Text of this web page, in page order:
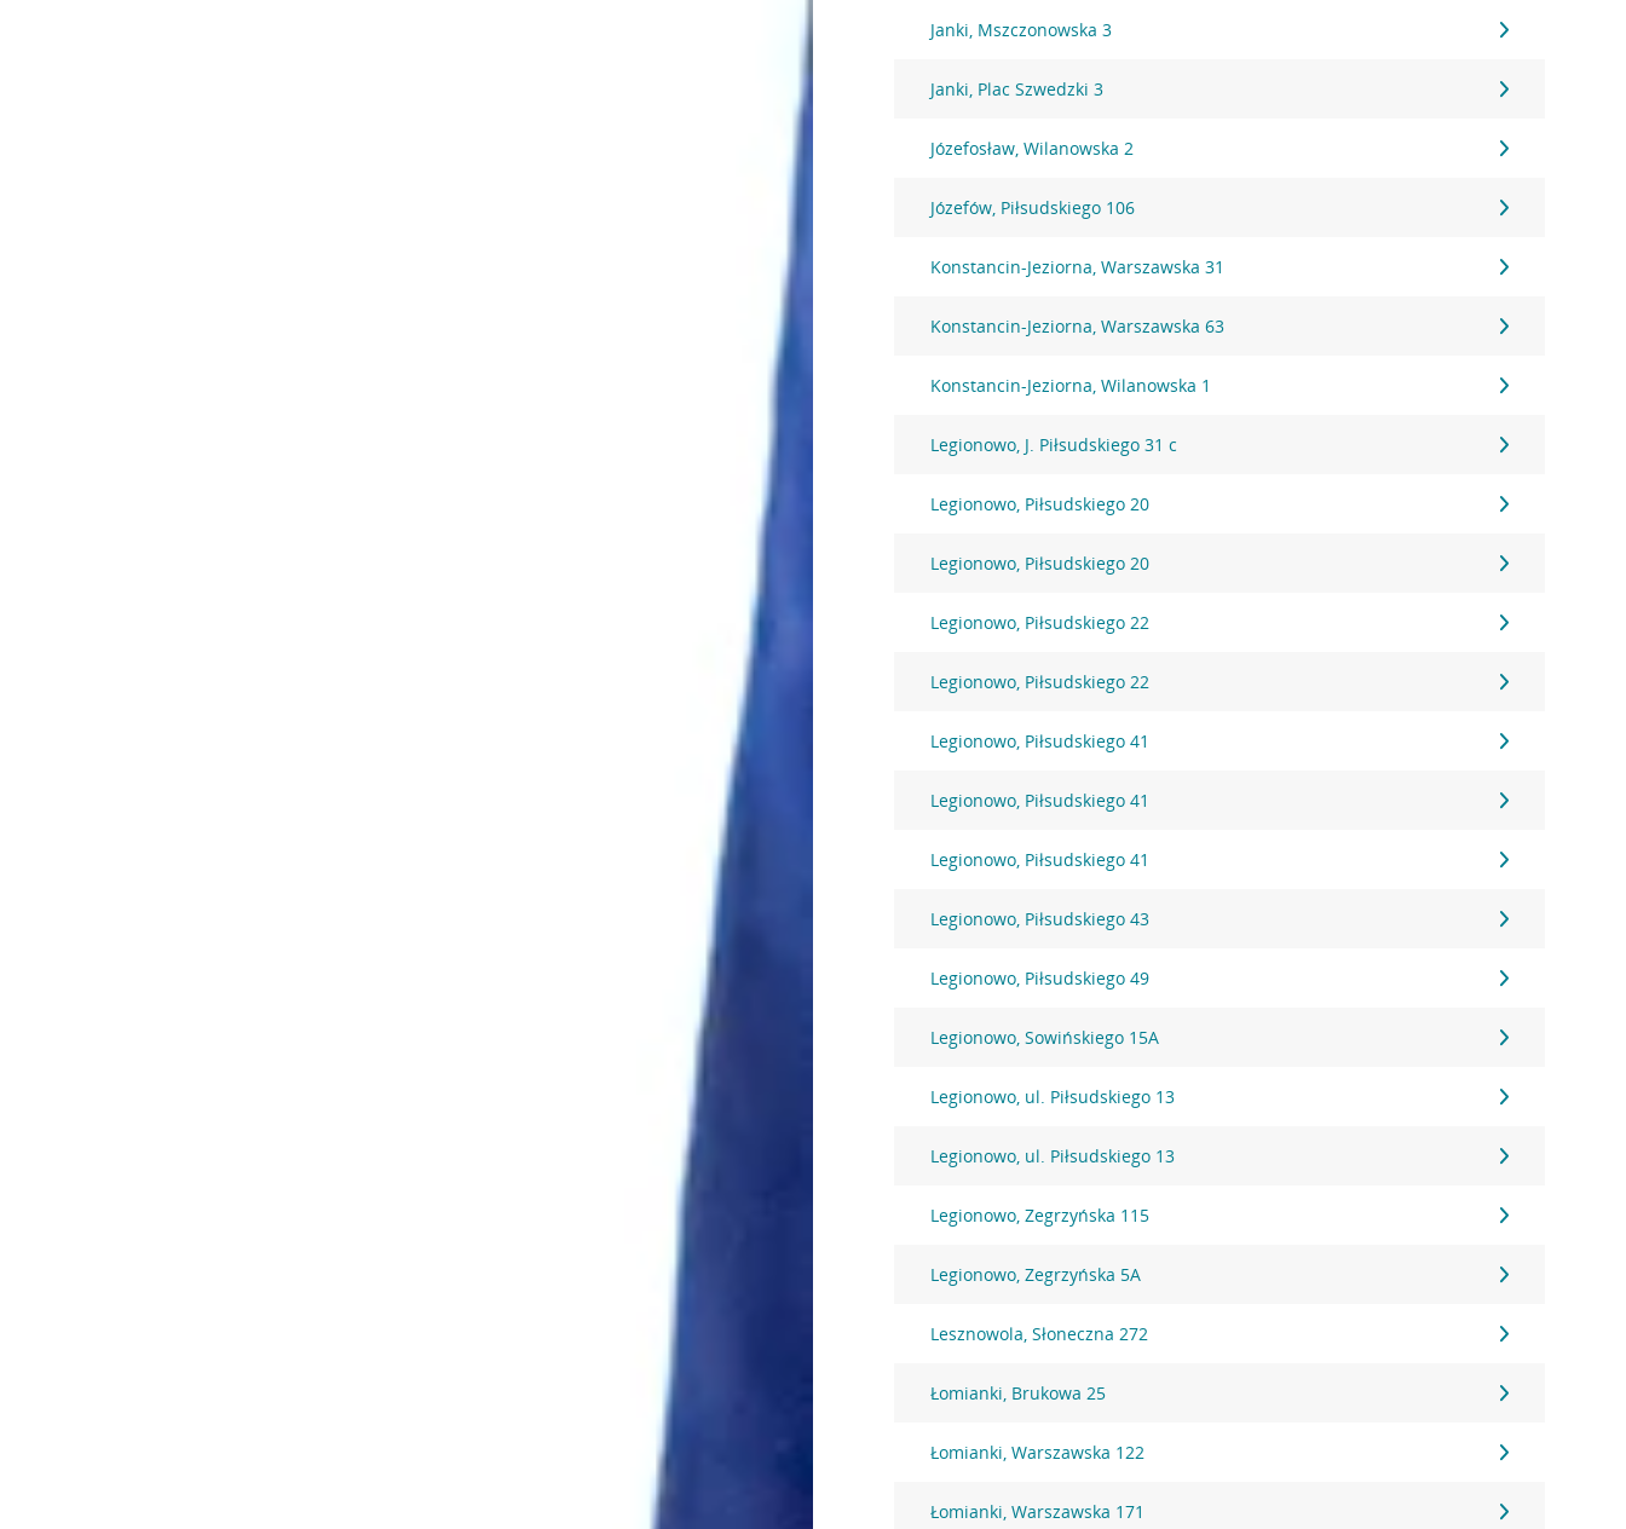
Janki, Mszczonowska 3
Janki, Plac Szwedzki 3
Józefosław, Wilanowska 2
Józefów, Piłsudskiego 106
Konstancin-Jeziorna, Warszawska 31
Konstancin-Jeziorna, Warszawska 63
Konstancin-Jeziorna, Wilanowska 1
Legionowo, J. Piłsudskiego 31 c
Legionowo, Piłsudskiego 20
Legionowo, Piłsudskiego 20
Legionowo, Piłsudskiego 22
Legionowo, Piłsudskiego 22
Legionowo, Piłsudskiego 41
Legionowo, Piłsudskiego 41
Legionowo, Piłsudskiego 41
Legionowo, Piłsudskiego 43
Legionowo, Piłsudskiego 49
Legionowo, Sowińskiego 15A
Legionowo, ul. Piłsudskiego 13
Legionowo, ul. Piłsudskiego 13
Legionowo, Zegrzyńska 115
Legionowo, Zegrzyńska 5A
Lesznowola, Słoneczna 272
Łomianki, Brukowa 25
Łomianki, Warszawska 122
Łomianki, Warszawska 171